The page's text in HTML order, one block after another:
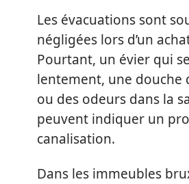
Les évacuations sont
négligées lors d’un
Pourtant, un évier qui
lentement, une douche
ou des odeurs dans la
peuvent indiquer un
canalisation.
Dans les immeubles